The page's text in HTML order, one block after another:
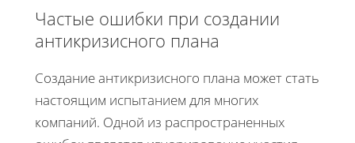
Частые ошибки при создании
антикризисного плана
Создание антикризисного плана может стать
настоящим испытанием для многих
компаний. Одной из распространенных